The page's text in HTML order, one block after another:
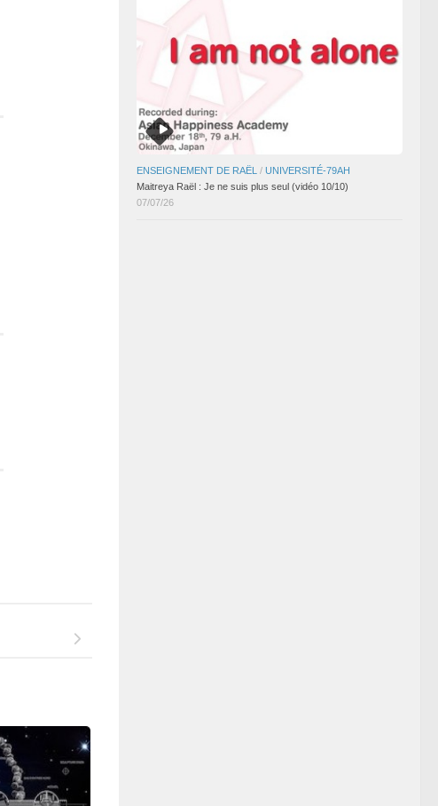
ENSEIGNEMENT DE RAËL / UNIVERSITÉ-79AH
Maitreya Raël : Je ne suis plus seul (vidéo 10/10)
07/07/26